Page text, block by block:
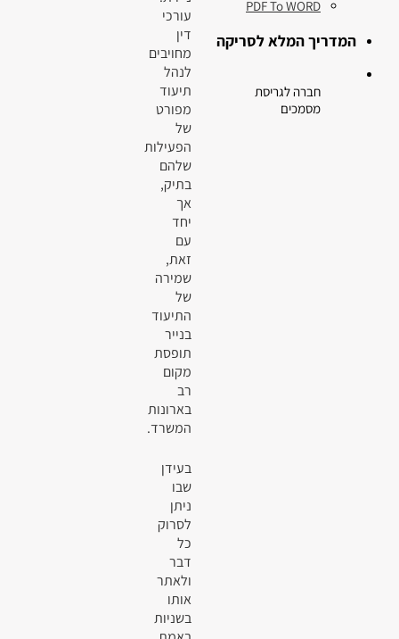
עורכי
דין
מחויבים
לנהל
תיעוד
מפורט
של
הפעילות
שלהם
בתיק,
אך
יחד
עם
זאת,
שמירה
של
התיעוד
בנייר
תופסת
מקום
רב
בארונות
המשרד.
בעידן
שבו
ניתן
לסרוק
כל
דבר
ולאתר
אותו
בשניות
PDF To WORD
המדריך המלא לסריקה
חברה לגריסת
מסמכים